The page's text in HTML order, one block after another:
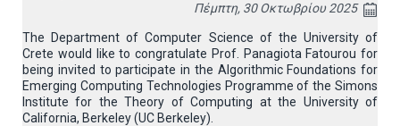
Πέμπτη, 30 Οκτωβρίου 2025
The Department of Computer Science of the University of
Crete would like to congratulate Prof. Panagiota Fatourou for
being invited to participate in the Algorithmic Foundations for
Emerging Computing Technologies Programme of the Simons
Institute for the Theory of Computing at the University of
California, Berkeley (UC Berkeley).